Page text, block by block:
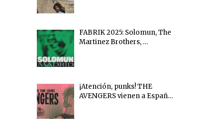
FABRIK 2025: Solomun, The
Martinez Brothers, …
¡Atención, punks! THE
AVENGERS vienen a Españ…